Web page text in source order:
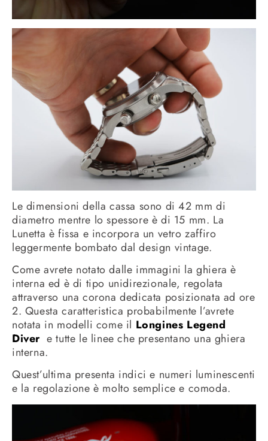
Le dimensioni della cassa sono di 42 mm di
diametro mentre lo spessore è di 15 mm. La
Lunetta è fissa e incorpora un vetro zaffiro
leggermente bombato dal design vintage.
Come avrete notato dalle immagini la ghiera è
interna ed è di tipo unidirezionale, regolata
attraverso una corona dedicata posizionata ad ore
2. Questa caratteristica probabilmente l’avrete
notata in modelli come il Longines Legend
Diver e tutte le linee che presentano una ghiera
interna.
Quest’ultima presenta indici e numeri luminescenti
e la regolazione è molto semplice e comoda.